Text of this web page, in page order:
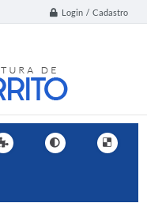
Login / Cadastro